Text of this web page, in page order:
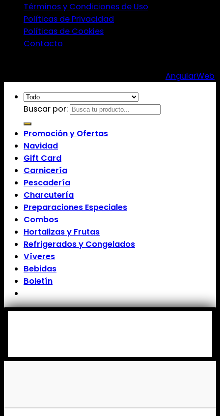
Términos y Condiciones de Uso
Políticas de Privacidad
Políticas de Cookies
Contacto
AngularWeb
Buscar por:
Promoción y Ofertas
Navidad
Gift Card
Carnicería
Pescadería
Charcutería
Preparaciones Especiales
Combos
Hortalizas y Frutas
Refrigerados y Congelados
Víveres
Bebidas
Boletín